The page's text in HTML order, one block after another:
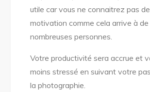
utile car vous ne connaitrez pas
motivation comme cela arrive à de
nombreuses personnes.
Votre productivité sera accrue et
moins stressé en suivant votre
la photographie.